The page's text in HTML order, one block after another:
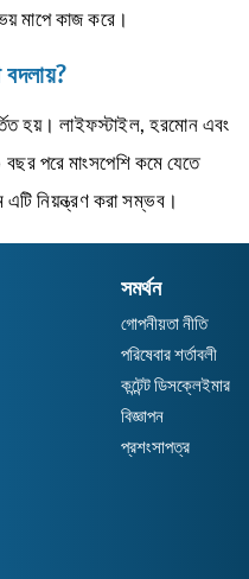
মাপে কাজ করে।
বদলায়?
হয়। লাইফস্টাইল, হরমোন এবং
পরে মাংসপেশি কমে যেতে
এটি নিয়ন্ত্রণ করা সম্ভব।
সমর্থন
গোপনীয়তা নীতি
পরিষেবার শর্তাবলী
কন্টেন্ট ডিসক্লেইমার
বিজ্ঞাপন
প্রশংসাপত্র